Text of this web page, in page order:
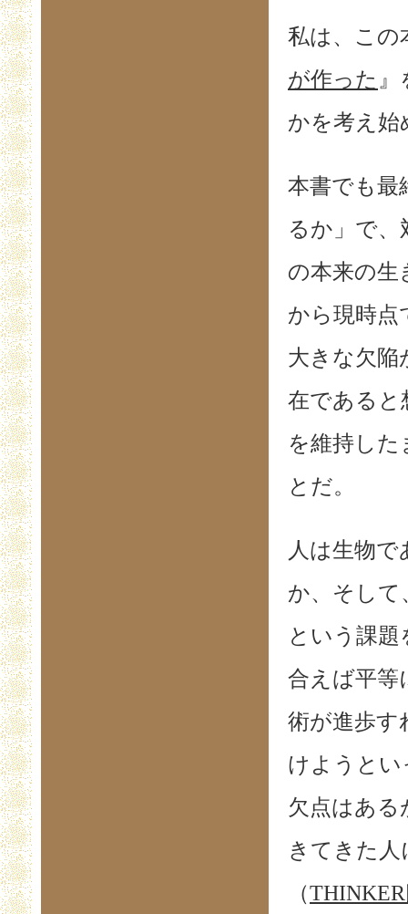
私は、この
が作った 』
かを考え始
本書でも最
るか」で、
の本来の生
から現時点
大きな欠陥
在であると
を維持し
とだ。
人は生物
か、そして
という課
合えば平等
術が進歩す
けようとい
欠点はある
きてきた
（